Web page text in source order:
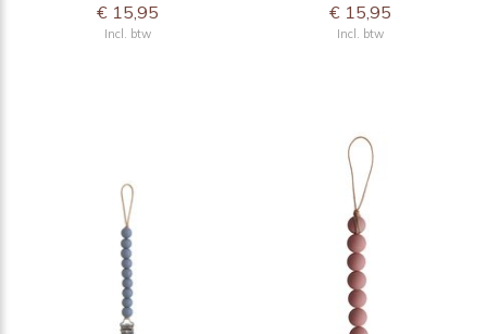
€ 15,95
Incl. btw
€ 15,95
Incl. btw